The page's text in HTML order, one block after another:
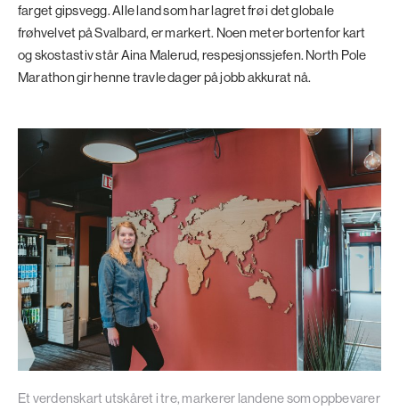
farget gipsvegg. Alle land som har lagret frø i det globale
frøhvelvet på Svalbard, er markert. Noen meter bortenfor kart
og skostastiv står Aina Malerud, respesjonssjefen. North Pole
Marathon gir henne travle dager på jobb akkurat nå.
Et verdenskart utskåret i tre, markerer landene som oppbevarer